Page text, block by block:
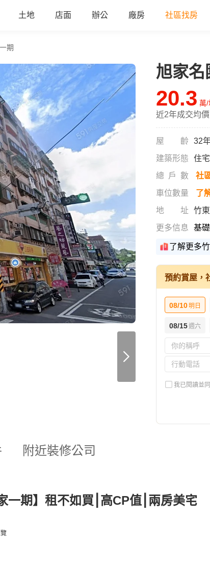
土地 店面 辦公 廠房 社區找房
期
旭家名
20.3 萬/
近2年成交均價
屋齡
32
建築形態
住
總戶數
社
車位數量
了
地址
竹
更多信息
基
了解更多
預約賞屋，
08/10 明日
08/15週六
我已閱讀並
附近裝修公司
一期】租不如買⎮高CP值⎮兩房美宅